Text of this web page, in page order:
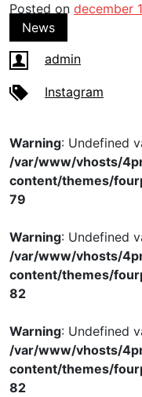
Posted on december
News
admin
Instagram
Warning: Undefined
/var/www/vhosts/
content/themes/
79
Warning: Undefined
/var/www/vhosts/
content/themes/
82
Warning: Undefined
/var/www/vhosts/
content/themes/
82